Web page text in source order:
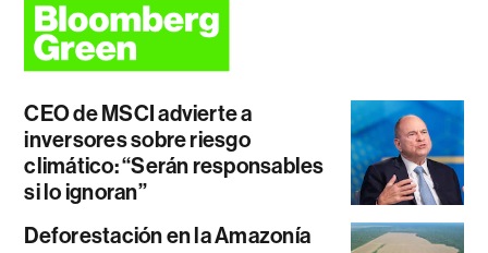
CEO de MSCI advierte a
inversores sobre riesgo
climático: “Serán responsables
si lo ignoran”
Deforestación en la Amazonía